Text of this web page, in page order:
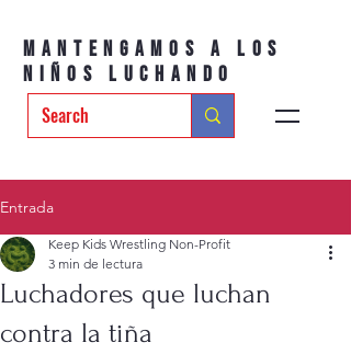
Mantengamos a los
niños luchando
Entrada
Luchadores que luchan
contra la tiña
Keep Kids Wrestling Non-Profit
3 min de lectura